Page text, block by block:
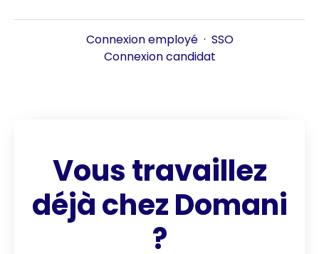
Connexion employé · SSO
Connexion candidat
Vous travaillez
déjà chez Domani
?